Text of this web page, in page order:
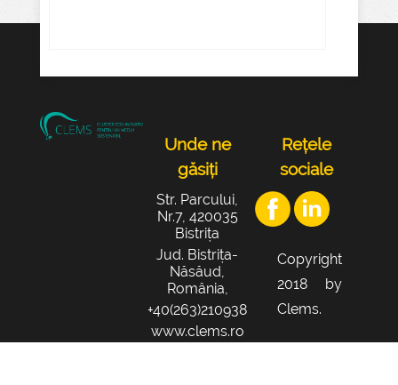
Unde ne
găsiți
Str. Parcului,
Nr.7, 420035
Bistrița
Jud. Bistrița-
Năsăud,
România,
+40(263)210938
www.clems.ro
Rețele
sociale
Copyright
2018 by
Clems.